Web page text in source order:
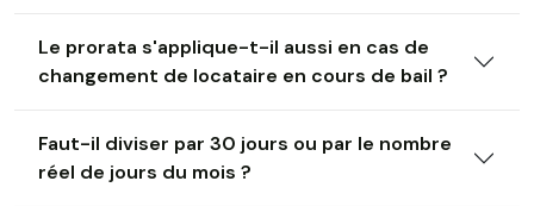
Le prorata s'applique-t-il aussi en cas de
changement de locataire en cours de bail ?
Faut-il diviser par 30 jours ou par le nombre
réel de jours du mois ?